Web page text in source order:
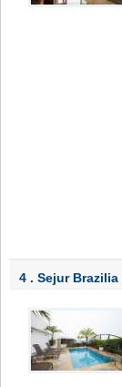
4 . Sejur Brazilia